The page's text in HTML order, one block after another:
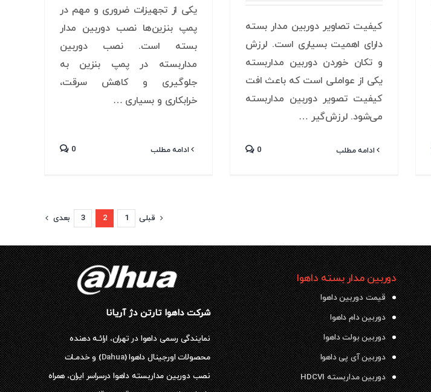
کیفیت تصاویر دوربین مدار بسته
دارای اهمیت بسیاری است. لرزش
و تکان خوردن دوربین مداربسته
یکی از عواملی است که باعث افت
کیفیت تصویر دوربین مداربسته
می‌شود. لرزش‌گیر …
ادامه مطلب 0
یکی از تجهیزات ضروری و مهم در
پمپ بنزین‌ها نصب دوربین مدار
بسته است. نصب دوربین
مداربسته در پمپ بنزین به
جلوگیری و کاهش سرقت،
خرابکاری و بسیاری …
ادامه مطلب 0
قبلی 1
2
3 بعدی
دوربین مدار بسته داهوا
قیمت دوربین داهوا
دوربین دام داهوا
دوربین بولت داهوا
دوربین آی پی داهوا
دوربین مداربسته HDCVI
شرکت داهوا تارتن دژ آریانا
نمایندگی رسمی داهوا در تهران، ارائـه دهنده
محصولات اورجینال داهوا (Dahua) و خدمـات
نصب دوربین مداربسته داهوا درسراسر ایران، همراه